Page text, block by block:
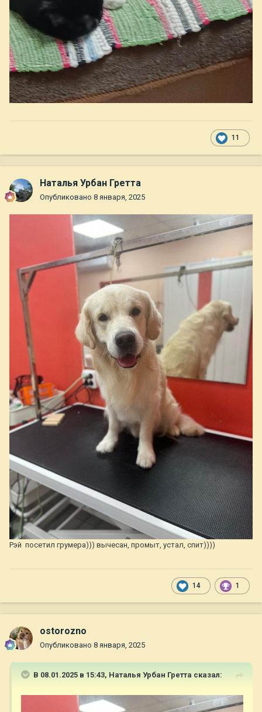
11
Наталья Урбан Гретта
Опубликовано 8 января, 2025
Рэй посетил грумера))) вычесан, промыт, устал, спит))))
14 1
ostorozno
Опубликовано 8 января, 2025
В 08.01.2025 в 15:43, Наталья Урбан Гретта сказал: